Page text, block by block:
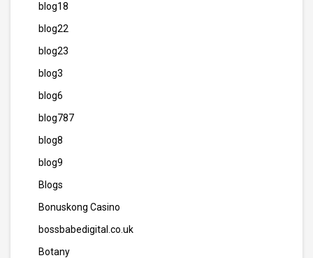
blog18
blog22
blog23
blog3
blog6
blog787
blog8
blog9
Blogs
Bonuskong Casino
bossbabedigital.co.uk
Botany